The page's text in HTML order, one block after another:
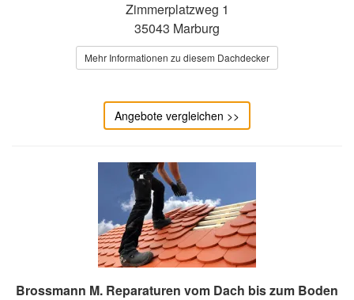
Zimmerplatzweg 1
35043 Marburg
Mehr Informationen zu diesem Dachdecker
Angebote vergleichen >>
Brossmann M. Reparaturen vom Dach bis zum Boden